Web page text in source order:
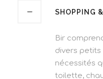
SHOPPING
Bir
divers petits
nécessités
toilette,